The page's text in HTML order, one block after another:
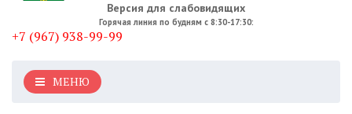
Версия для слабовидящих
Горячая линия по будням с 8:30-17:30:
+7 (967) 938-99-99
МЕНЮ